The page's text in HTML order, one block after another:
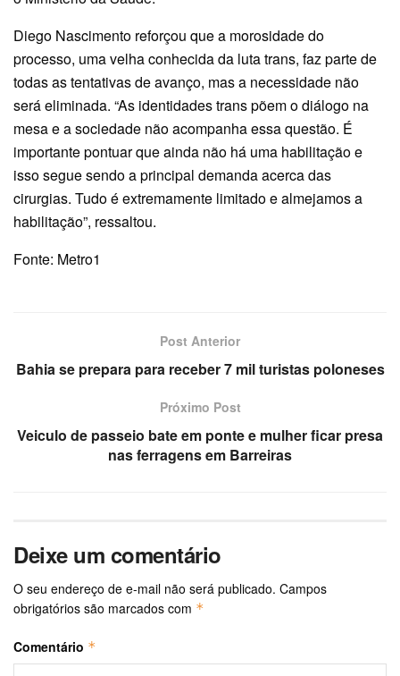
Diego Nascimento reforçou que a morosidade do
processo, uma velha conhecida da luta trans, faz parte de
todas as tentativas de avanço, mas a necessidade não
será eliminada. “As identidades trans põem o diálogo na
mesa e a sociedade não acompanha essa questão. É
importante pontuar que ainda não há uma habilitação e
isso segue sendo a principal demanda acerca das
cirurgias. Tudo é extremamente limitado e almejamos a
habilitação”, ressaltou.
Fonte: Metro1
Post Anterior
Bahia se prepara para receber 7 mil turistas poloneses
Próximo Post
Veiculo de passeio bate em ponte e mulher ficar presa
nas ferragens em Barreiras
Deixe um comentário
O seu endereço de e-mail não será publicado. Campos
obrigatórios são marcados com *
Comentário *